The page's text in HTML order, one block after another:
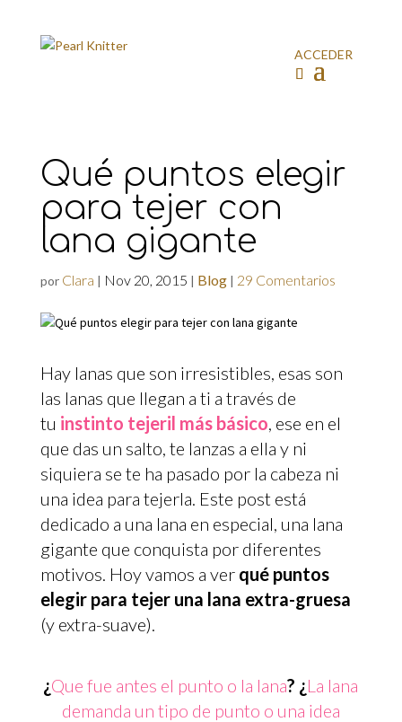
ACCEDER
Qué puntos elegir
para tejer con
lana gigante
por Clara | Nov 20, 2015 | Blog| 29 Comentarios
Hay lanas que son irresistibles, esas son
las lanas que llegan a ti a través de
tu instinto tejeril más básico, ese en el
que das un salto, te lanzas a ella y ni
siquiera se te ha pasado por la cabeza ni
una idea para tejerla. Este post está
dedicado a una lana en especial, una lana
gigante que conquista por diferentes
motivos. Hoy vamos a ver qué puntos
elegir para tejer una lana extra-gruesa
(y extra-suave).
¿Que fue antes el punto o la lana? ¿La lana
demanda un tipo de punto o una idea